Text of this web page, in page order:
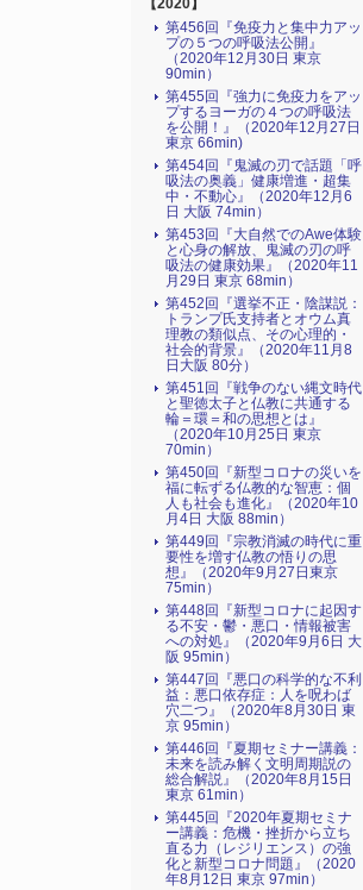
【2020】
第456回『免疫力と集中力アッ
プの５つの呼吸法公開』
（2020年12月30日 東京
90min）
第455回『強力に免疫力をアッ
プするヨーガの４つの呼吸法
を公開！』（2020年12月27日
東京 66min)
第454回『鬼滅の刃で話題「呼
吸法の奥義」健康増進・超集
中・不動心』（2020年12月6
日 大阪 74min）
第453回『大自然でのAwe体験
と心身の解放、鬼滅の刃の呼
吸法の健康効果』（2020年11
月29日 東京 68min）
第452回『選挙不正・陰謀説：
トランプ氏支持者とオウム真
理教の類似点、その心理的・
社会的背景』（2020年11月8
日大阪 80分）
第451回『戦争のない縄文時代
と聖徳太子と仏教に共通する
輪＝環＝和の思想とは』
（2020年10月25日 東京
70min）
第450回『新型コロナの災いを
福に転ずる仏教的な智恵：個
人も社会も進化』（2020年10
月4日 大阪 88min）
第449回『宗教消滅の時代に重
要性を増す仏教の悟りの思
想』（2020年9月27日東京
75min）
第448回『新型コロナに起因す
る不安・鬱・悪口・情報被害
への対処』（2020年9月6日 大
阪 95min）
第447回『悪口の科学的な不利
益：悪口依存症：人を呪わば
穴二つ』（2020年8月30日 東
京 95min）
第446回『夏期セミナー講義：
未来を読み解く文明周期説の
総合解説』（2020年8月15日
東京 61min）
第445回『2020年夏期セミナ
ー講義：危機・挫折から立ち
直る力（レジリエンス）の強
化と新型コロナ問題』（2020
年8月12日 東京 97min）